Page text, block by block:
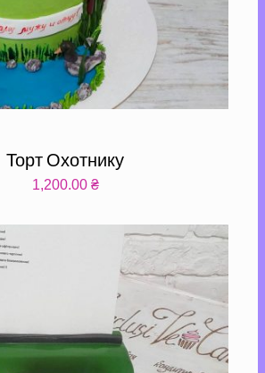
Торт Охотнику
1,200.00 ₴